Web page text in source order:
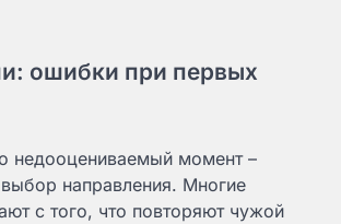
ошибки при первых
недооцениваемый момент –
направления. Многие
с того, что повторяют чужой